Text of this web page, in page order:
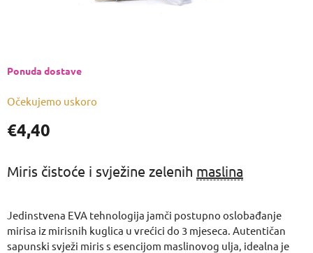
€4,40
Izmjeri
Očekujemo uskoro
Ponuda dostave
Miris čistoće i svježine zelenih maslina
Jedinstvena EVA tehnologija jamči postupno oslobađanje
mirisa iz mirisnih kuglica u vrećici do 3 mjeseca. Autentičan
sapunski svježi miris s esencijom maslinovog ulja, idealna je